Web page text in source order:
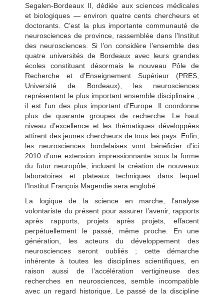
Segalen-Bordeaux II, dédiée aux sciences médicales
et biologiques — environ quatre cents chercheurs et
doctorants. C’est la plus importante communauté de
neurosciences de province, rassemblée dans l’Institut
des neurosciences. Si l’on considère l’ensemble des
quatre universités de Bordeaux avec leurs grandes
écoles constituant désormais le nouveau Pôle de
Recherche et d’Enseignement Supérieur (PRES,
Université de Bordeaux), les neurosciences
représentent le plus important ensemble disciplinaire ;
il est l’un des plus important d’Europe. Il coordonne
plus de quarante groupes de recherche. Le haut
niveau d’excellence et les thématiques développées
attirent des jeunes chercheurs de tous les pays. Enfin,
les neurosciences bordelaises vont bénéficier d’ici
2010 d’une extension impressionnante sous la forme
du futur neuropôle, incluant la création de nouveaux
laboratoires et plateaux techniques dans lequel
l’Institut François Magendie sera englobé.
La logique de la science en marche, l’analyse
volontariste du présent pour assurer l’avenir, rapports
après rapports, projets après projets, effacent
perpétuellement le passé, même proche. En une
génération, les acteurs du développement des
neurosciences seront oubliés ; cette démarche
inhérente à toutes les disciplines scientifiques, en
raison aussi de l’accélération vertigineuse des
recherches en neurosciences, semble incompatible
avec un regard historique. Le passé de la discipline